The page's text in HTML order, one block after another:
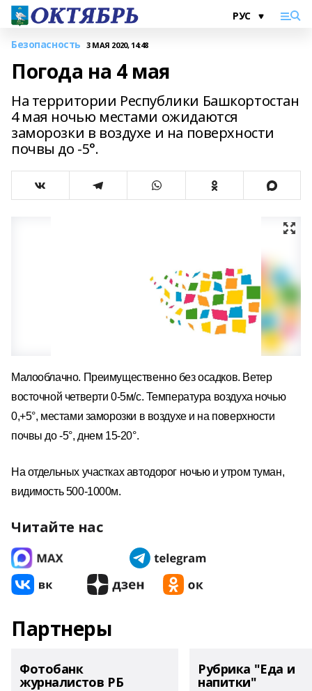
Безопасность 3 МАЯ 2020, 14:48
Погода на 4 мая
На территории Республики Башкортостан
4 мая ночью местами ожидаются
заморозки в воздухе и на поверхности
почвы до -5°.
Малооблачно. Преимущественно без осадков. Ветер
восточной четверти 0-5м/с. Температура воздуха ночью
0,+5°, местами заморозки в воздухе и на поверхности
почвы до -5°, днем 15-20°.
На отдельных участках автодорог ночью и утром туман,
видимость 500-1000м.
Читайте нас
Партнеры
Фотобанк
журналистов РБ
Рубрика "Еда и
напитки"